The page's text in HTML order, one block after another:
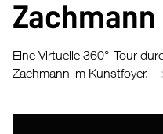
Zachmann
Eine Virtuelle 360°-Tour
Zachmann im Kunstfoyer.